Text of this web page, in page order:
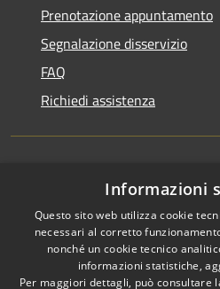
Prenotazione appuntamento
Segnalazione disservizio
FAQ
Richiedi assistenza
Amministrazione trasparente
Informativa privacy
Note legali
Dichiarazione di accessibilità
Informazioni
Questo sito web utilizza cookie
necessari al corretto
nonché un cookie tecnico
informazioni statistiche,
Per maggiori dettagli, può consultare